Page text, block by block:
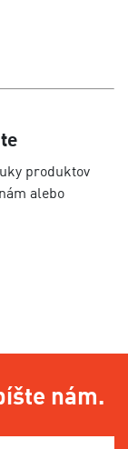
produktov
alebo
nám.